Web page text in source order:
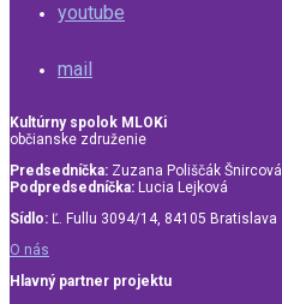
youtube
mail
Kultúrny spolok MLOKi
občianske združenie
Predsedníčka: Zuzana Poliščák Šnircová
Podpredsedníčka: Lucia Lejková
Sídlo: Ľ. Fullu 3094/14, 84105 Bratislava
O nás
Hlavný partner projektu